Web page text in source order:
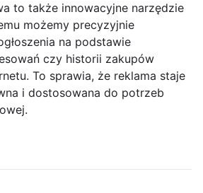
to także innowacyjne narzędzie
możemy precyzyjnie
na podstawie
czy historii zakupów
To sprawia, że reklama staje
i dostosowana do potrzeb